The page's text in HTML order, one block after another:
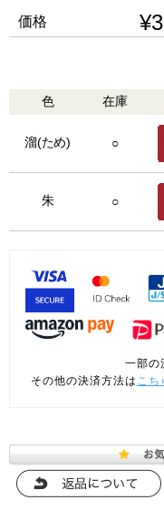
価格
色 在庫
溜(ため) ○
朱 ○
一部の
その他の決済方法は こち